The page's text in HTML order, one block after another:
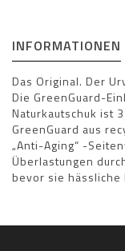
INFORMATIONEN
Das Original. Der
Die GreenGuard-
Naturkautschuk ist
GreenGuard aus
„Anti-Aging“ -
Überlastungen
bevor sie hässliche